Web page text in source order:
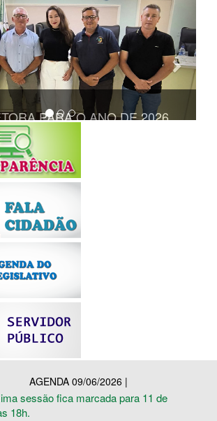
PARA O ANO DE 2026REALIZADA
AGENDA 09/06/2026 |
sessão fica marcada para 11 de
18h.